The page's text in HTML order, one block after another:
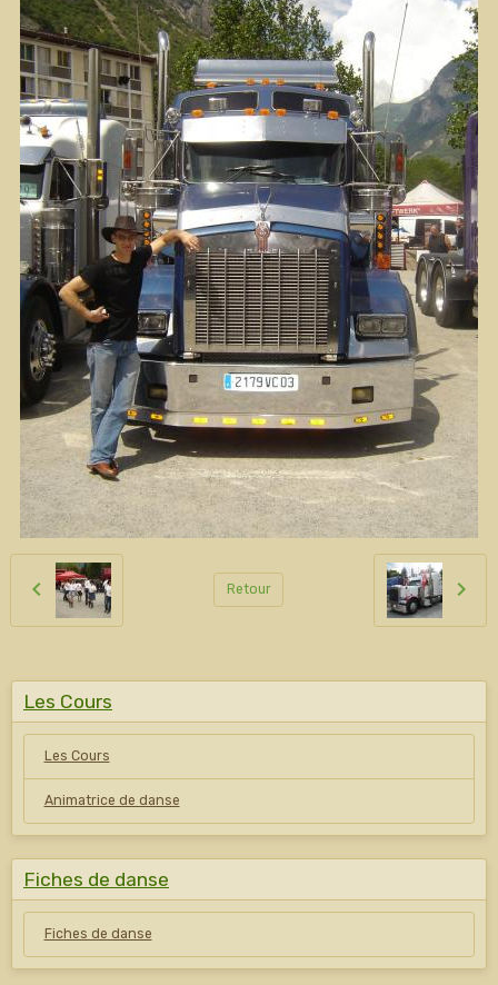
Retour
Les Cours
Les Cours
Animatrice de danse
Fiches de danse
Fiches de danse